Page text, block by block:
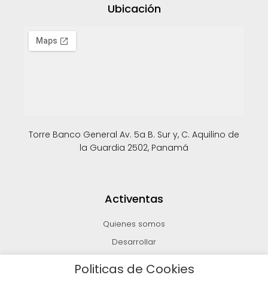
Ubicación
Torre Banco General Av. 5a B. Sur y, C. Aquilino de
la Guardia 2502, Panamá
Activentas
Quienes somos
Desarrollar
Politicas de Cookies